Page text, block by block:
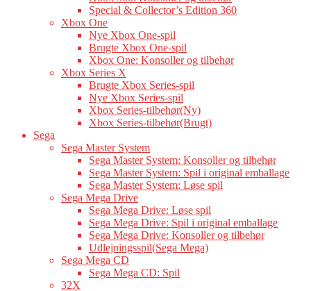
Special & Collector’s Edition 360
Xbox One
Nye Xbox One-spil
Brugte Xbox One-spil
Xbox One: Konsoller og tilbehør
Xbox Series X
Brugte Xbox Series-spil
Nye Xbox Series-spil
Xbox Series-tilbehør(Ny)
Xbox Series-tilbehør(Brugt)
Sega
Sega Master System
Sega Master System: Konsoller og tilbehør
Sega Master System: Spil i original emballage
Sega Master System: Løse spil
Sega Mega Drive
Sega Mega Drive: Løse spil
Sega Mega Drive: Spil i original emballage
Sega Mega Drive: Konsoller og tilbehør
Udlejningsspil(Sega Mega)
Sega Mega CD
Sega Mega CD: Spil
32X